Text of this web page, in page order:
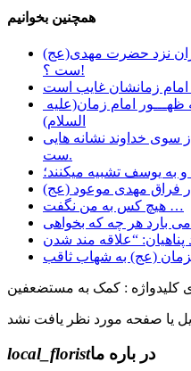
همچنین بخوانیم
نزد حضرت مهدی(عج)
ست ؟!
السلام)
خداوند نشانه هایی
ست.
به یوسف تشبیه میکنند؛
فراق مهدی موعود (عج)
هیچ کس به من نگفت …
کلیدواژه : کمک به مستضعفین
local_floristدر باره ما